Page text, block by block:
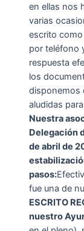
en ellas nos
varias
escrito
por teléfono
respuesta
los
disponemos
aludidas
Nuestra
Delegación
de abril de
pasos:
fue una de
ESCRITO
nuestro